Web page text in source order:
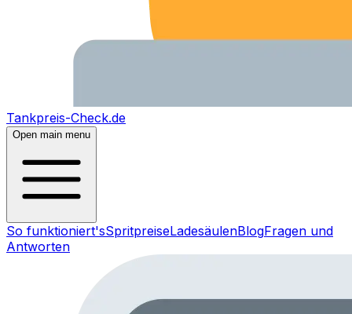
Tankpreis-Check.de
Open main menu
So funktioniert'sSpritpreiseLadesäulenBlogFragen und
Antworten